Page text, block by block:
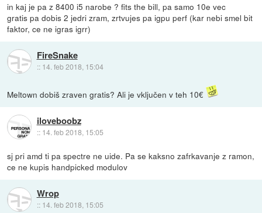
in kaj je pa z 8400 i5 narobe ? fits the bill, pa samo 10e vec
gratis pa dobis 2 jedri zram, zrtvujes pa igpu perf (kar nebi smel bit
faktor, ce ne igras igrr)
FireSnake
:: 14. feb 2018, 15:04
Meltown dobiš zraven gratis? Ali je vključen v teh 10€
iloveboobz
:: 14. feb 2018, 15:05
sj pri amd ti pa spectre ne uide. Pa se kaksno zafrkavanje z ramon,
ce ne kupis handpicked modulov
Wrop
:: 14. feb 2018, 15:05